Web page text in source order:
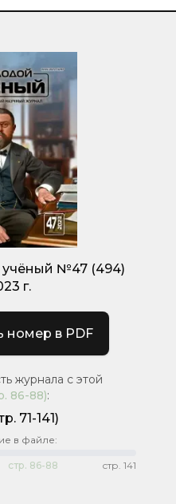
№47 (494)
г.
номер в PDF
журнала с этой
86-88):
71-141)
в файле:
стр. 86-88 стр. 141